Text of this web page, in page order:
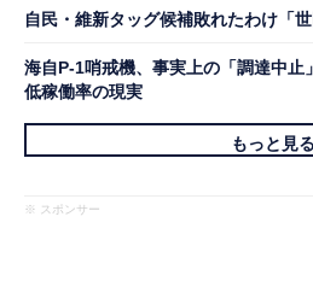
自民・維新タッグ候補敗れたわけ「世
海自P-1哨戒機、事実上の「調達中止
低稼働率の現実
もっと見る
※ スポンサー